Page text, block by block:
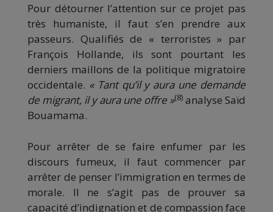
Pour détourner l’attention sur ce projet pas
très humaniste, il faut s’en prendre aux
passeurs. Qualifiés de « terroristes » par
François Hollande, ils sont pourtant les
derniers maillons de la politique migratoire
occidentale. « Tant qu’il y aura une demande
de migrant, il y aura une offre »(8) analyse Saïd
Bouamama.
Pour arrêter de se faire enfumer par les
discours fumeux, il faut commencer par
arrêter de penser l’immigration en termes de
morale. Il ne s’agit pas de prouver sa
capacité d’indignation et de compassion face